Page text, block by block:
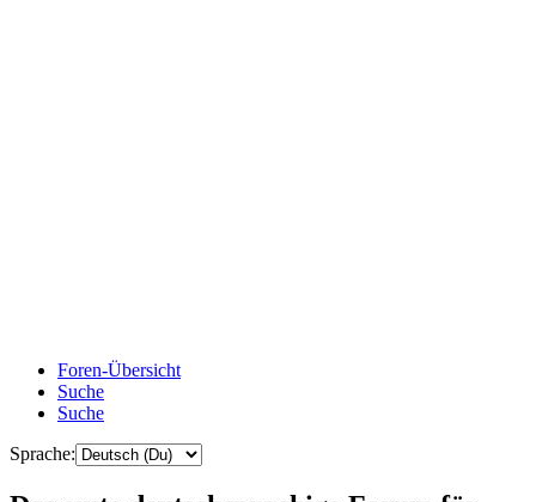
Foren-Übersicht
Suche
Suche
Sprache: